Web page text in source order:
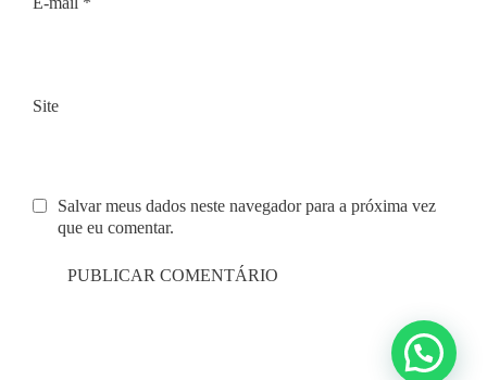
Site
Salvar meus dados neste navegador para a próxima vez
que eu comentar.